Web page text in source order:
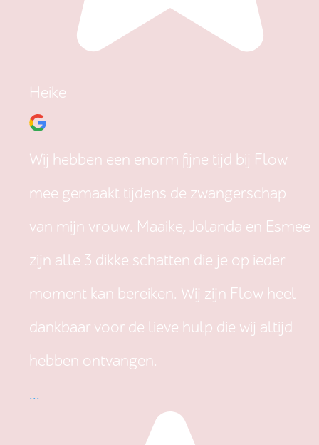
Heike
Wij hebben een enorm fijne tijd bij Flow
mee gemaakt tijdens de zwangerschap
van mijn vrouw. Maaike, Jolanda en Esmee
zijn alle 3 dikke schatten die je op ieder
moment kan bereiken. Wij zijn Flow heel
dankbaar voor de lieve hulp die wij altijd
hebben ontvangen.
...